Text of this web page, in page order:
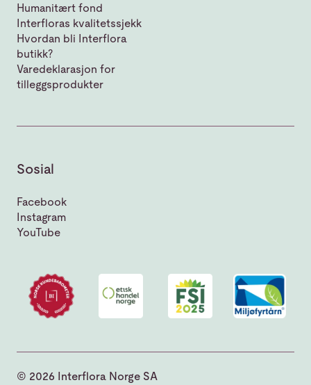
Humanitært fond
Interfloras kvalitetssjekk
Hvordan bli Interflora
butikk?
Varedeklarasjon for
tilleggsprodukter
Sosial
Facebook
Instagram
YouTube
© 2026 Interflora Norge SA